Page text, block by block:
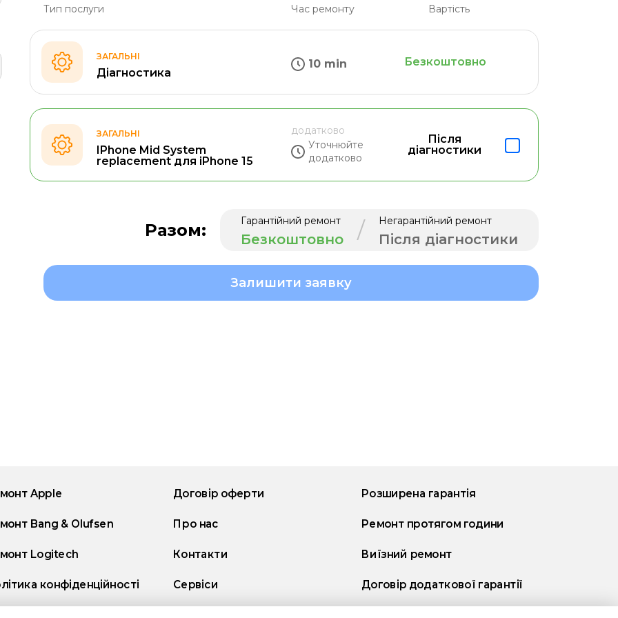
Тип послуги Час ремонту Вартість
ЗАГАЛЬНІ
Діагностика
10 min Безкоштовно
ЗАГАЛЬНІ
IPhone Mid System
replacement для iPhone 15
додатково
Уточнюйте
додатково
Після
діагностики
Разом: Гарантійний ремонт
Безкоштовно / Негарантійний ремонт
Після діагностики
Залишити заявку
Apple
Bang & Olufsen
Logitech
конфіденційності
Договір оферти
Про нас
Контакти
Сервіси
Розширена гарантія
Ремонт протягом години
Виїзний ремонт
Договір додаткової гарантії